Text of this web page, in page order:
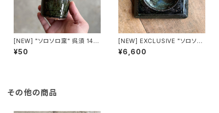
[NEW] "ソロソロ窯" 呉須 14㎝
花瓶 made in HOKKAIDO
¥50
[NEW] EXCLUSIVE "ソロソロ
窯" 呉須 台皿 15㎝
¥6,600
その他の商品